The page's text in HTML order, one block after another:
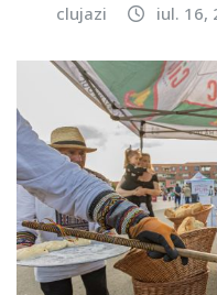
clujazi iul. 16,